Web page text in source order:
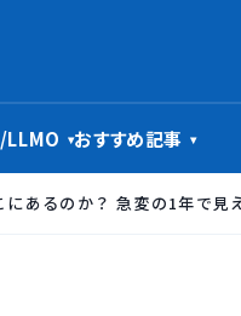
LLMO ▾おすすめ記事 ▾
あるのか？ 急変の1年で見